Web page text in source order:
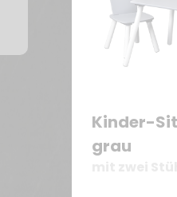
Kinder-
grau